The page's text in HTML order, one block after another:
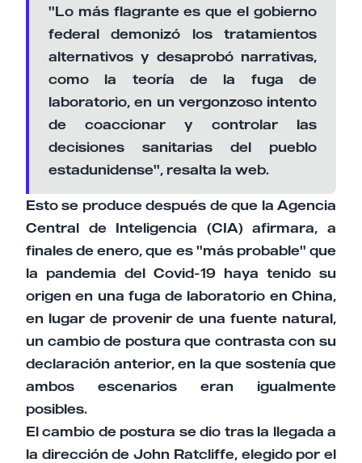
"Lo más flagrante es que el gobierno
federal demonizó los tratamientos
alternativos y desaprobó narrativas,
como la teoría de la fuga de
laboratorio, en un vergonzoso intento
de coaccionar y controlar las
decisiones sanitarias del pueblo
estadunidense", resalta la web.
Esto se produce después de que la Agencia
Central de Inteligencia (CIA) afirmara, a
finales de enero, que es "más probable" que
la pandemia del Covid-19 haya tenido su
origen en una fuga de laboratorio en China,
en lugar de provenir de una fuente natural,
un cambio de postura que contrasta con su
declaración anterior, en la que sostenía que
ambos escenarios eran igualmente
posibles.
El cambio de postura se dio tras la llegada a
la dirección de John Ratcliffe, elegido por el